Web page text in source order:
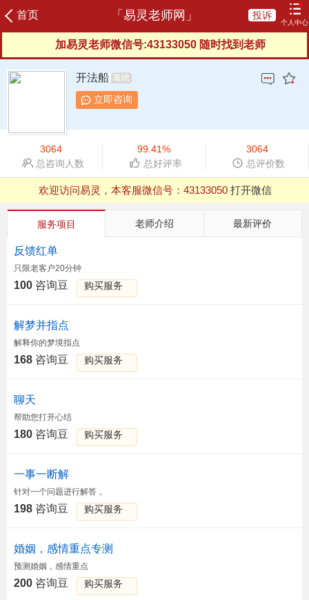
首页 「易灵老师网」
个人中心
投诉
登录
咨询记录 我的订单
我的评价
服务协议
申请成为老师
加易灵老师微信号:43133050 随时找到老师
开法船
立即咨询
3064
总咨询人数
99.41%
总好评率
3064
总评价数
欢迎访问易灵，本客服微信号： 43133050 打开微信
QQ浏览器支付有异常，建议用微信、UC等其他浏览器
服务项目 老师介绍 最新评价
反馈红单
只限老客户20分钟
100 咨询豆 购买服务
解梦并指点
解释你的梦境指点
168 咨询豆 购买服务
聊天
帮助您打开心结
180 咨询豆 购买服务
一事一断解
针对一个问题进行解答，
198 咨询豆 购买服务
婚姻，感情重点专测
预测婚姻，感情重点
200 咨询豆 购买服务